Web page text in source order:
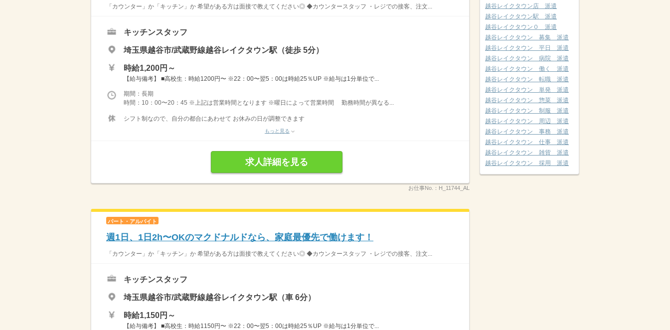
「カウンター」か「キッチン」か 希望がある方は面接で教えてください◎ ◆カウンタースタッフ ・レジでの接客、注文...
キッチンスタッフ
埼玉県越谷市/武蔵野線越谷レイクタウン駅（徒歩 5分）
時給1,200円～
【給与備考】 ■高校生：時給1200円〜 ※22：00〜翌5：00は時給25％UP ※給与は1分単位で...
期間：長期
時間：10：00〜20：45 ※上記は営業時間となります ※曜日によって営業時間 勤務時間が異なる...
シフト制なので、自分の都合にあわせて お休みの日が調整できます
もっと見る
求人詳細を見る
お仕事No.： H_11744_AL
パート・アルバイト
週1日、1日2h〜OKのマクドナルドなら、家庭最優先で働けます！
「カウンター」か「キッチン」か 希望がある方は面接で教えてください◎ ◆カウンタースタッフ ・レジでの接客、注文...
キッチンスタッフ
埼玉県越谷市/武蔵野線越谷レイクタウン駅（車 6分）
時給1,150円～
【給与備考】 ■高校生：時給1150円〜 ※22：00〜翌5：00は時給25％UP ※給与は1分単位で...
越谷レイクタウン店 派遣
越谷レイクタウン駅 派遣
越谷レイクタウン０ 派遣
越谷レイクタウン 募集 派遣
越谷レイクタウン 平日 派遣
越谷レイクタウン 病院 派遣
越谷レイクタウン 働く 派遣
越谷レイクタウン 転職 派遣
越谷レイクタウン 単発 派遣
越谷レイクタウン 惣菜 派遣
越谷レイクタウン 制服 派遣
越谷レイクタウン 周辺 派遣
越谷レイクタウン 事務 派遣
越谷レイクタウン 仕事 派遣
越谷レイクタウン 雑貨 派遣
越谷レイクタウン 採用 派遣